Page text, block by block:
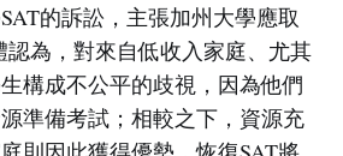
的訴訟，主張加州大學應取
認為，對來自低收入家庭、尤其
構成不公平的歧視，因為他們
準備考試；相較之下，資源充